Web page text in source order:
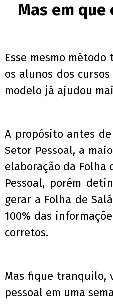
Mas em
Esse mesmo
os alunos dos
modelo já ajudou
A propósito antes
Setor Pessoal, a
elaboração da Folha
Pessoal, porém
gerar a Folha de
100% das
corretos.
Mas fique tranquilo,
pessoal em uma